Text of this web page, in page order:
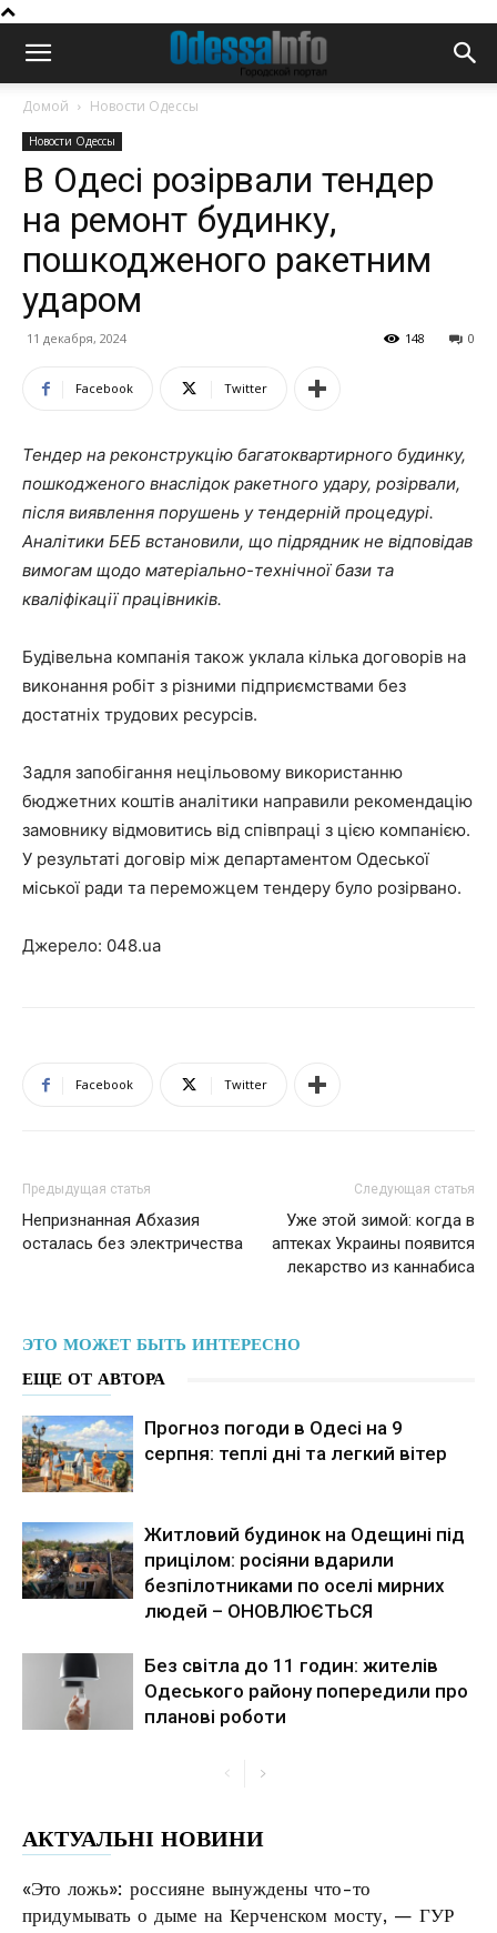
Домой Новости Одессы
Новости Одессы
В Одесі розірвали тендер
на ремонт будинку,
пошкодженого ракетним
ударом
11 декабря, 2024 0
148
Facebook Twitter
Тендер на реконструкцію багатоквартирного будинку,
пошкодженого внаслідок ракетного удару, розірвали,
після виявлення порушень у тендерній процедурі.
Аналітики БЕБ встановили, що підрядник не відповідав
вимогам щодо матеріально-технічної бази та
кваліфікації працівників.
Будівельна компанія також уклала кілька договорів на
виконання робіт з різними підприємствами без
достатніх трудових ресурсів.
Задля запобігання нецільовому використанню
бюджетних коштів аналітики направили рекомендацію
замовнику відмовитись від співпраці з цією компанією.
У результаті договір між департаментом Одеської
міської ради та переможцем тендеру було розірвано.
Джерело: 048.ua
Facebook Twitter
Предыдущая статья
Непризнанная Абхазия
осталась без электричества
Следующая статья
Уже этой зимой: когда в
аптеках Украины появится
лекарство из каннабиса
ЭТО МОЖЕТ БЫТЬ ИНТЕРЕСНО
ЕЩЕ ОТ АВТОРА
Прогноз погоди в Одесі на 9
серпня: теплі дні та легкий вітер
Житловий будинок на Одещині під
прицілом: росіяни вдарили
безпілотниками по оселі мирних
людей – ОНОВЛЮЄТЬСЯ
Без світла до 11 годин: жителів
Одеського району попередили про
планові роботи
АКТУАЛЬНІ НОВИНИ
«Это ложь»: россияне вынуждены что-то
придумывать о дыме на Керченском мосту, — ГУР